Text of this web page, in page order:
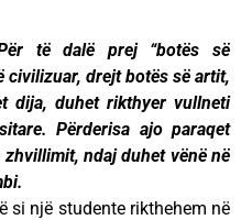
të dalë prej “botës së
civilizuar, drejt botës së artit,
dija, duhet rikthyer vullneti
Përderisa ajo paraqet
ndaj duhet vënë në
si një studente rikthehem në